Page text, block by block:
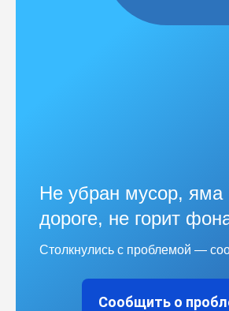
Не убран мусор, яма
дороге, не горит
Столкнулись с проблемой —
Сообщить о